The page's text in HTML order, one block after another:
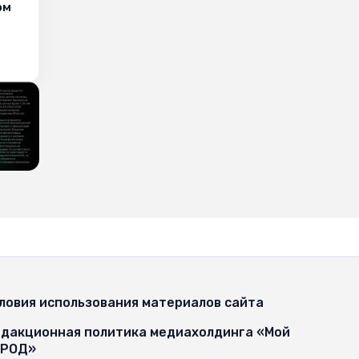
использования материалов сайта
политика медиахолдинга «Мой